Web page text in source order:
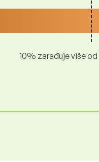
10% zarađuje više od